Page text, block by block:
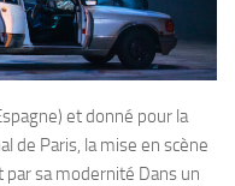
et donné pour la
de Paris, la mise en scène
sa modernité Dans un